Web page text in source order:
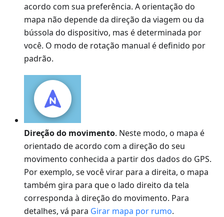
acordo com sua preferência. A orientação do
mapa não depende da direção da viagem ou da
bússola do dispositivo, mas é determinada por
você. O modo de rotação manual é definido por
padrão.
Direção do movimento. Neste modo, o mapa é
orientado de acordo com a direção do seu
movimento conhecida a partir dos dados do GPS.
Por exemplo, se você virar para a direita, o mapa
também gira para que o lado direito da tela
corresponda à direção do movimento. Para
detalhes, vá para Girar mapa por rumo.